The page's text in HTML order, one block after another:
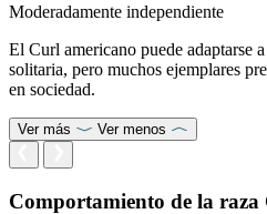
Moderadamente independiente
El Curl americano puede adaptarse
solitaria, pero muchos ejemplares
en sociedad.
Ver más Ver menos
Comportamiento de la